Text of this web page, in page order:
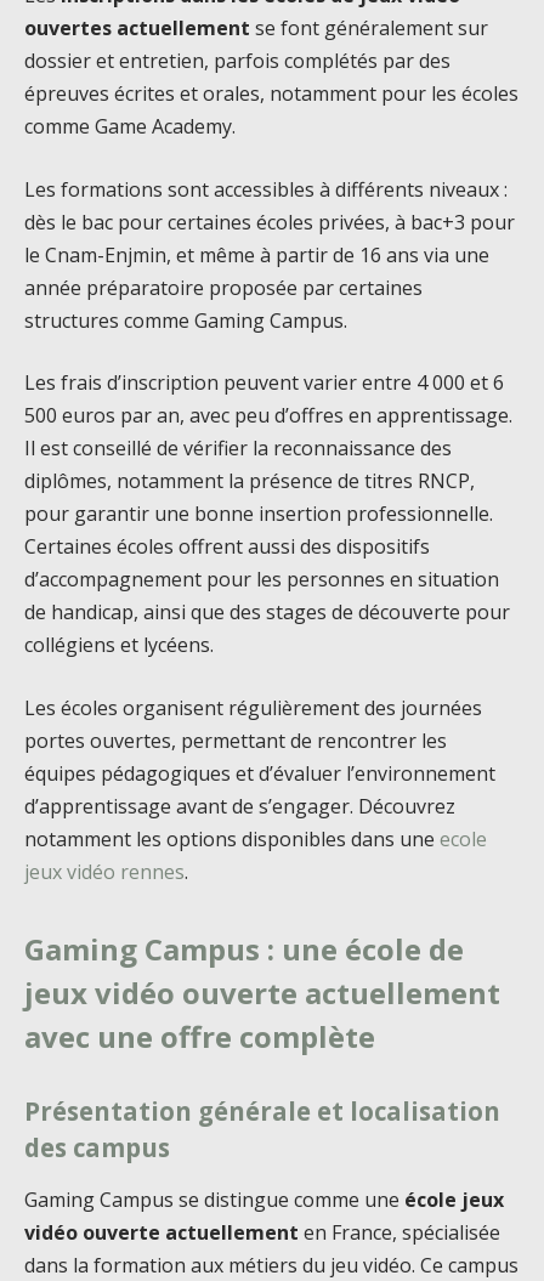
ouvertes actuellement se font généralement sur
dossier et entretien, parfois complétés par des
épreuves écrites et orales, notamment pour les écoles
comme Game Academy.
Les formations sont accessibles à différents niveaux :
dès le bac pour certaines écoles privées, à bac+3 pour
le Cnam-Enjmin, et même à partir de 16 ans via une
année préparatoire proposée par certaines
structures comme Gaming Campus.
Les frais d’inscription peuvent varier entre 4 000 et 6
500 euros par an, avec peu d’offres en apprentissage.
Il est conseillé de vérifier la reconnaissance des
diplômes, notamment la présence de titres RNCP,
pour garantir une bonne insertion professionnelle.
Certaines écoles offrent aussi des dispositifs
d’accompagnement pour les personnes en situation
de handicap, ainsi que des stages de découverte pour
collégiens et lycéens.
Les écoles organisent régulièrement des journées
portes ouvertes, permettant de rencontrer les
équipes pédagogiques et d’évaluer l’environnement
d’apprentissage avant de s’engager. Découvrez
notamment les options disponibles dans une ecole
jeux vidéo rennes.
Gaming Campus : une école de
jeux vidéo ouverte actuellement
avec une offre complète
Présentation générale et localisation
des campus
Gaming Campus se distingue comme une école jeux
vidéo ouverte actuellement en France, spécialisée
dans la formation aux métiers du jeu vidéo. Ce campus